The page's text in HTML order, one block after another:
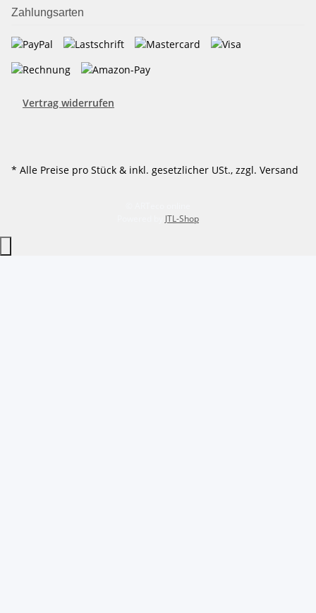
Zahlungsarten
Vertrag widerrufen
* Alle Preise pro Stück & inkl. gesetzlicher USt., zzgl. Versand
JTL-Shop